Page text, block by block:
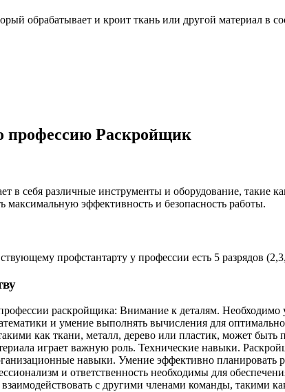
обрабатывает и кроит ткань или другой материал в
профессию Раскройщик
в себя различные инструменты и оборудование,
максимальную эффективность и безопасность работы.
профстантарту у профессии есть 5 разрядов
раскройщика: Внимание к деталям.
и умение выполнять вычисления для
как ткани, металл, дерево или пластик, может
играет важную роль. Технические навыки.
навыки. Умение эффективно
и ответственность необходимы для
с другими членами команды, такими